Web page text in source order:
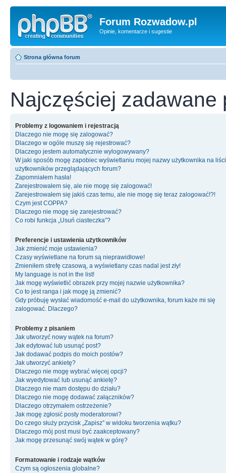
Forum Rozwadow.pl
Opinie, komentarze i sugestie
Strona główna forum
Najczęściej zadawane
Problemy z logowaniem i rejestracją
Dlaczego nie mogę się zalogować?
Dlaczego w ogóle muszę się rejestrować?
Dlaczego jestem automatycznie wylogowywany?
W jaki sposób mogę zapobiec wyświetlaniu mojej nazwy użytkownika na
użytkowników przeglądających forum?
Zapomniałem hasła!
Zarejestrowałem się, ale nie mogę się zalogować!
Zarejestrowałem się jakiś czas temu, ale nie mogę się teraz zalogować!?!
Czym jest COPPA?
Dlaczego nie mogę się zarejestrować?
Co robi funkcja „Usuń ciasteczka”?
Preferencje i ustawienia użytkowników
Jak zmienić moje ustawienia?
Czasy wyświetlane na forum są nieprawidłowe!
Zmieniłem strefę czasową, a wyświetlany czas nadal jest zły!
My language is not in the list!
Jak mogę wyświetlić obrazek przy mojej nazwie użytkownika?
Co to jest ranga i jak mogę ją zmienić?
Gdy próbuję wysłać wiadomość e-mail do użytkownika, forum każe mi się
zalogować. Dlaczego?
Problemy z pisaniem
Jak utworzyć nowy wątek na forum?
Jak edytować lub usunąć post?
Jak dodawać podpis do moich postów?
Jak utworzyć ankietę?
Dlaczego nie mogę wybrać więcej opcji?
Jak wyedytować lub usunąć ankietę?
Dlaczego nie mam dostępu do działu?
Dlaczego nie mogę dodawać załączników?
Dlaczego otrzymałem ostrzeżenie?
Jak mogę zgłosić posty moderatorowi?
Do czego służy przycisk „Zapisz” w widoku tworzenia wątku?
Dlaczego mój post musi być zaakceptowany?
Jak mogę przesunąć swój wątek w górę?
Formatowanie i rodzaje wątków
Czym są ogłoszenia globalne?